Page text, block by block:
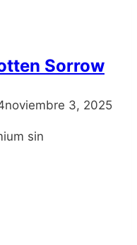
Sorrow
noviembre 3, 2025
sin